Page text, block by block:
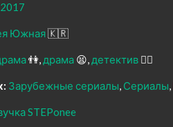
2017
Южная🇰🇷
👫 драма 😫 детектив 🕵️‍♂️
Зарубежные сериалы Сериалы
STEPonee